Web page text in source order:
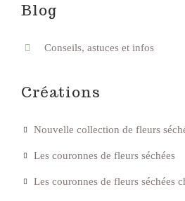
Blog
Conseils, astuces et infos
Créations
Nouvelle collection de fleurs
Les couronnes de fleurs séchées
Les couronnes de fleurs séchées